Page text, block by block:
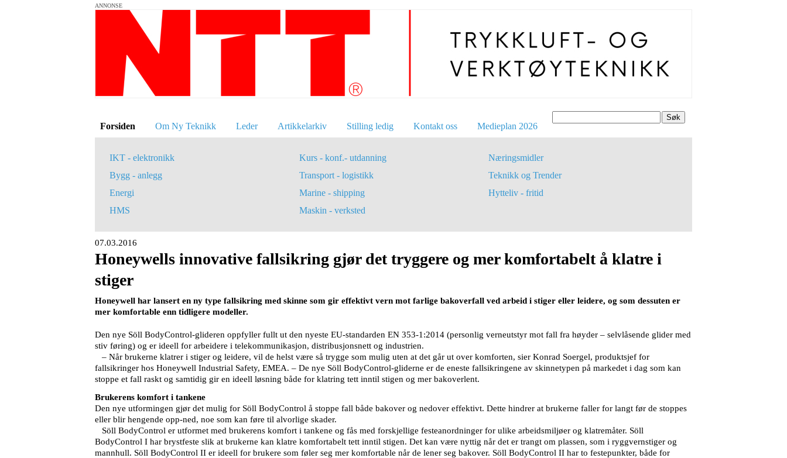
ANNONSE
Søk
Forsiden Om Ny Teknikk Leder Artikkelarkiv Stilling ledig Kontakt oss Medieplan 2026
IKT - elektronikk
Bygg - anlegg
Energi
HMS
Kurs - konf.- utdanning
Transport - logistikk
Marine - shipping
Maskin - verksted
Næringsmidler
Teknikk og Trender
Hytteliv - fritid
07.03.2016
Honeywells innovative fallsikring gjør det tryggere og mer komfortabelt å klatre i
stiger
Honeywell har lansert en ny type fallsikring med skinne som gir effektivt vern mot farlige bakoverfall ved arbeid i stiger eller leidere, og som dessuten er
mer komfortable enn tidligere modeller.
Den nye Söll BodyControl-glideren oppfyller fullt ut den nyeste EU-standarden EN 353-1:2014 (personlig verneutstyr mot fall fra høyder – selvlåsende glider med
stiv føring) og er ideell for arbeidere i telekommunikasjon, distribusjonsnett og industrien.
– Når brukerne klatrer i stiger og leidere, vil de helst være så trygge som mulig uten at det går ut over komforten, sier Konrad Soergel, produktsjef for
fallsikringer hos Honeywell Industrial Safety, EMEA. – De nye Söll BodyControl-gliderne er de eneste fallsikringene av skinnetypen på markedet i dag som kan
stoppe et fall raskt og samtidig gir en ideell løsning både for klatring tett inntil stigen og mer bakoverlent.
Brukerens komfort i tankene
Den nye utformingen gjør det mulig for Söll BodyControl å stoppe fall både bakover og nedover effektivt. Dette hindrer at brukerne faller for langt før de stoppes
eller blir hengende opp-ned, noe som kan føre til alvorlige skader.
Söll BodyControl er utformet med brukerens komfort i tankene og fås med forskjellige festeanordninger for ulike arbeidsmiljøer og klatremåter. Söll
BodyControl I har brystfeste slik at brukerne kan klatre komfortabelt tett inntil stigen. Det kan være nyttig når det er trangt om plassen, som i ryggvernstiger og
mannhull. Söll BodyControl II er ideell for brukere som føler seg mer komfortable når de lener seg bakover. Söll BodyControl II har to festepunkter, både for